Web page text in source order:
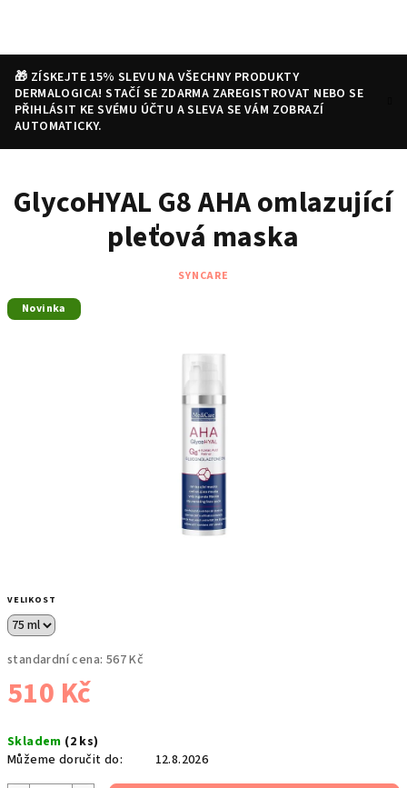
🎁 ZÍSKEJTE 15% SLEVU NA VŠECHNY PRODUKTY
DERMALOGICA! STAČÍ SE ZDARMA ZAREGISTROVAT NEBO SE
PŘIHLÁSIT KE SVÉMU ÚČTU A SLEVA SE VÁM ZOBRAZÍ
AUTOMATICKY.
HledatPřihlášeníNákupní
košík
VELIKOST
standardní cena: 567 Kč
510 Kč
cena:
Skladem (2 ks)
Můžeme doručit do:
12.8.2026
GlycoHYAL G8 AHA omlazující
pleťová maska
SYNCARE
Novinka